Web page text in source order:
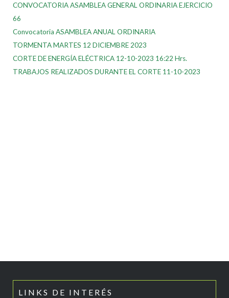
CONVOCATORIA ASAMBLEA GENERAL ORDINARIA EJERCICIO
66
Convocatoria ASAMBLEA ANUAL ORDINARIA
TORMENTA MARTES 12 DICIEMBRE 2023
CORTE DE ENERGÍA ELÉCTRICA 12-10-2023 16:22 Hrs.
TRABAJOS REALIZADOS DURANTE EL CORTE 11-10-2023
LINKS DE INTERÉS